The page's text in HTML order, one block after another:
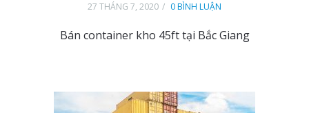
27 THÁNG 7, 2020 0 BÌNH LUẬN
Bán container kho 45ft tại Bắc Giang